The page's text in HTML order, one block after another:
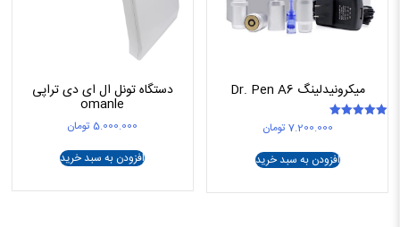
میکرونیدلینگ Dr. Pen A6
7.200.000 تومان
افزودن به سبد خرید
دستگاه تونل ال ای دی تراپی
omanle
5.000.000 تومان
افزودن به سبد خرید